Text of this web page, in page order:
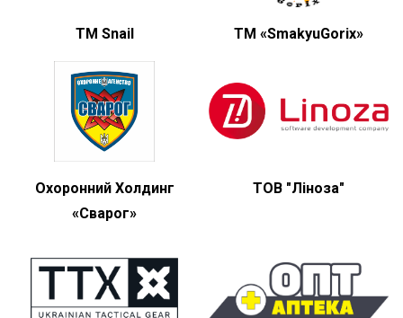
TM Snail ТМ «SmakyuGorix»
Охоронний Холдинг
«Сварог»
ТОВ "Ліноза"